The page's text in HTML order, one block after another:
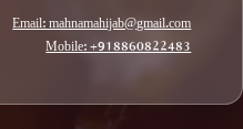
Email: mahnamahijab@gmail.com
Mobile: +918860822483